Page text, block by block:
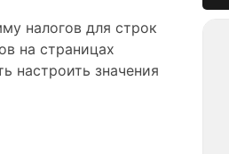
налогов для строк
на страницах
настроить значения